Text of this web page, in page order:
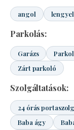
angol lengyel
Parkolás:
Garázs
Zárt parkoló
Szolgáltatások:
24 órás
Baba ágy